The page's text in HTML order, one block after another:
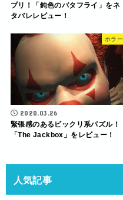
プリ！「鈍色のバタフライ」をネ
タバレレビュー！
ホラー
2020.03.26
緊張感のあるビックリ系パズル！
「The Jackbox」をレビュー！
人気記事